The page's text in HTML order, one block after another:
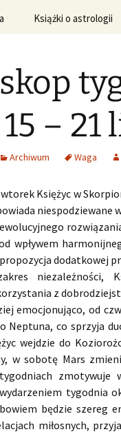
Książki o astrologii
–
Archiwum Waga
Księżyc w
niespodziewane
wpływem
dodatkowej
niezależności,
z
emocjonująco, od
Neptuna, co sprzyja
wejdzie do
w sobotę Mars
tygodnia
będzie szereg
miłosnych,